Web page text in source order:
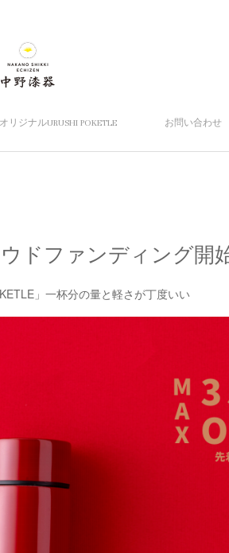
オリジナルURUSHI POKETLE お問い合わせ
ドファンディング開
」一杯分の量と軽さが丁度いい